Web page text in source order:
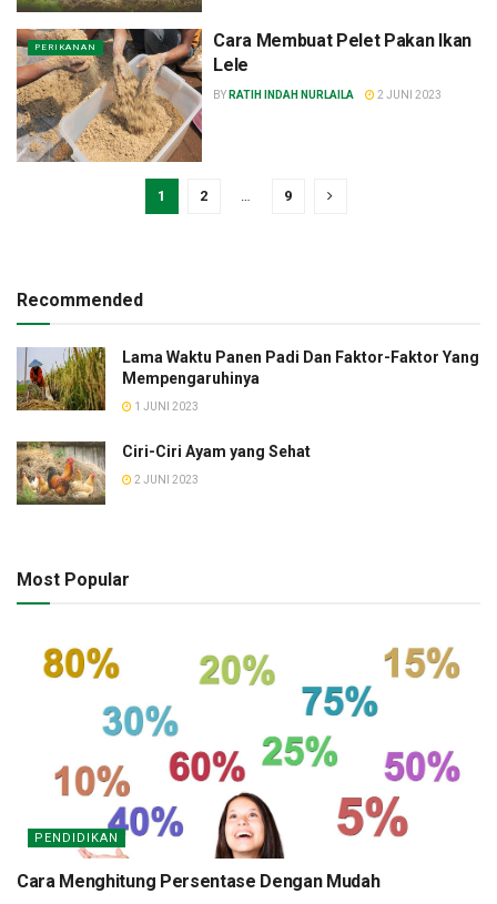
PERIKANAN
Cara Membuat Pelet Pakan Ikan
Lele
BY RATIH INDAH NURLAILA 2 JUNI 2023
1 2 9
Recommended
Lama Waktu Panen Padi Dan Faktor-Faktor Yang
Mempengaruhinya
1 JUNI 2023
Ciri-Ciri Ayam yang Sehat
2 JUNI 2023
Most Popular
PENDIDIKAN
Cara Menghitung Persentase Dengan Mudah